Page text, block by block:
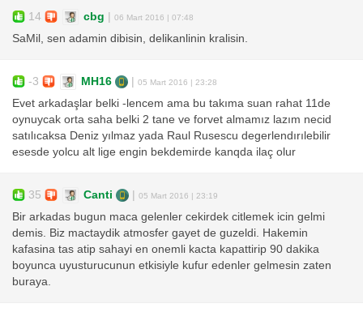
14 cbg 06 Mart 2016 | 07:48
SaMil, sen adamin dibisin, delikanlinin kralisin.
-3 MH16 05 Mart 2016 | 23:28
Evet arkadaşlar belki -lencem ama bu takıma suan rahat 11de
oynuycak orta saha belki 2 tane ve forvet almamız lazım necid
satılıcaksa Deniz yılmaz yada Raul Rusescu degerlendırılebilir
esesde yolcu alt lige engin bekdemirde kanqda ilaç olur
35 Canti 05 Mart 2016 | 23:19
Bir arkadas bugun maca gelenler cekirdek citlemek icin gelmi
demis. Biz mactaydik atmosfer gayet de guzeldi. Hakemin
kafasina tas atip sahayi en onemli kacta kapattirip 90 dakika
boyunca uyusturucunun etkisiyle kufur edenler gelmesin zaten
buraya.